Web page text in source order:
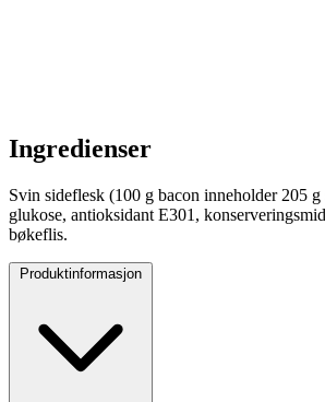
Ingredienser
Svin sideflesk (100 g bacon inneholder 205
glukose, antioksidant E301,
bøkeflis.
Produktinformasjon